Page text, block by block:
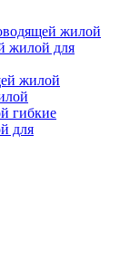
жилой
жилой для
жилой
гибкие
для